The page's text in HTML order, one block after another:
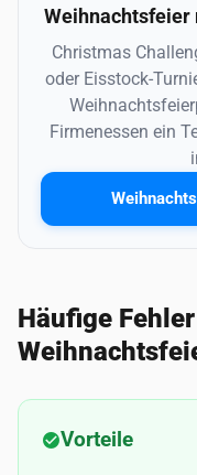
Weihnachtsfeier
Christmas
oder Eisstock-
Firmenessen ein
Häufige
Vorteile